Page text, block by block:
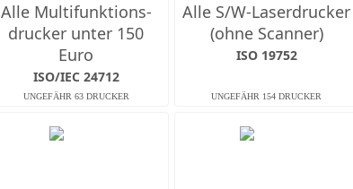
Alle Multifunktions­
drucker unter 150
Euro
ISO/IEC 24712
Alle S/W-Laserdrucker
(ohne Scanner)
ISO 19752